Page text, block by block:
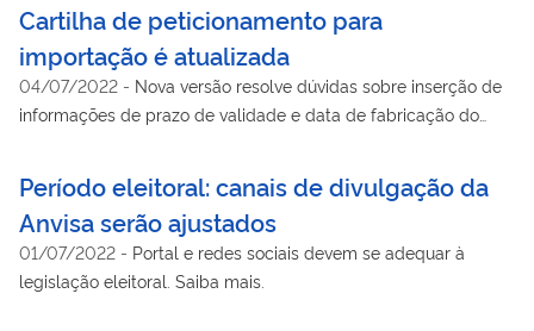
Cartilha de peticionamento para
importação é atualizada
04/07/2022 - Nova versão resolve dúvidas sobre inserção de
informações de prazo de validade e data de fabricação do
Período eleitoral: canais de divulgação da
Anvisa serão ajustados
01/07/2022 - Portal e redes sociais devem se adequar à
legislação eleitoral. Saiba mais.